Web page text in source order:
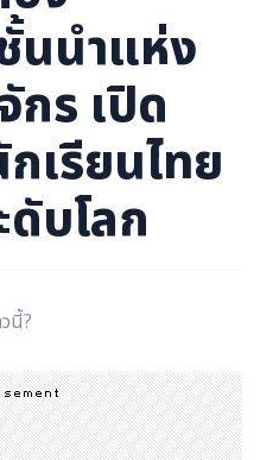
นนำแห่ง
กร เปิด
เรียนไทย
บโลก
นี้?